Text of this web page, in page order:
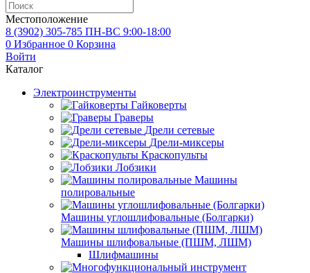
Местоположение
8 (3902) 305-785 ПН-ВС 9:00-18:00
0 Избранное 0 Корзина
Войти
Каталог
Электроинструменты
Гайковерты
Граверы
Дрели сетевые
Дрели-миксеры
Краскопульты
Лобзики
Машины
полировальные
Машины углошлифовальные (Болгарки)
Машины шлифовальные (ПШМ, ЛШМ)
Шлифмашины